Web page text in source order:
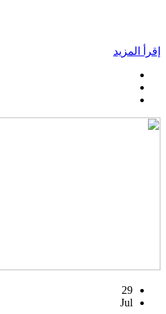
إقرأ المزيد
29
Jul